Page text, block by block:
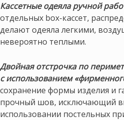
Кассетные одеяла ручной
отдельных box-кассет,
делают одеяла легкими,
невероятно теплыми.
Двойная отстрочка по
с использованием
сохранение формы изделия и
прочный шов, исключающий
использовании постельных